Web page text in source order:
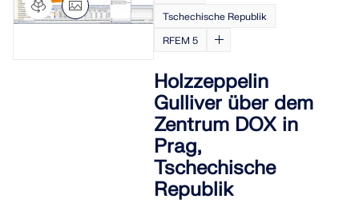
Tschechische Republik
RFEM 5
Holzzeppelin
Gulliver über dem
Zentrum DOX in
Prag,
Tschechische
Republik